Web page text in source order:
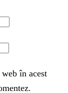
în acest